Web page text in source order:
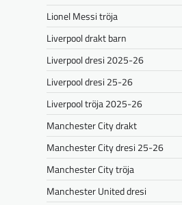
Lionel Messi tröja
Liverpool drakt barn
Liverpool dresi 2025-26
Liverpool dresi 25-26
Liverpool tröja 2025-26
Manchester City drakt
Manchester City dresi 25-26
Manchester City tröja
Manchester United dresi